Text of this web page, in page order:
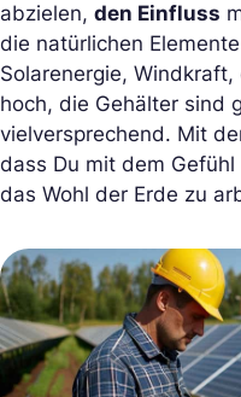
abzielen, den Einfluss
die natürlichen
Solarenergie,
hoch, die Gehälter sind
vielversprechend. Mit
dass Du mit dem
das Wohl der Erde zu